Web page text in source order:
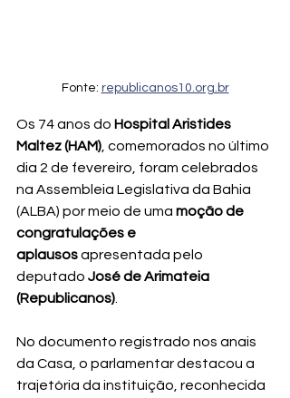
Fonte: republicanos10.org.br
Os 74 anos do Hospital Aristides
Maltez (HAM) , comemorados no último
dia 2 de fevereiro, foram celebrados
na Assembleia Legislativa da Bahia
(ALBA) por meio de uma moção de
congratulações e
aplausos apresentada pelo
deputado José de Arimateia
(Republicanos)
No documento registrado nos anais
da Casa, o parlamentar destacou a
trajetória da instituição, reconhecida